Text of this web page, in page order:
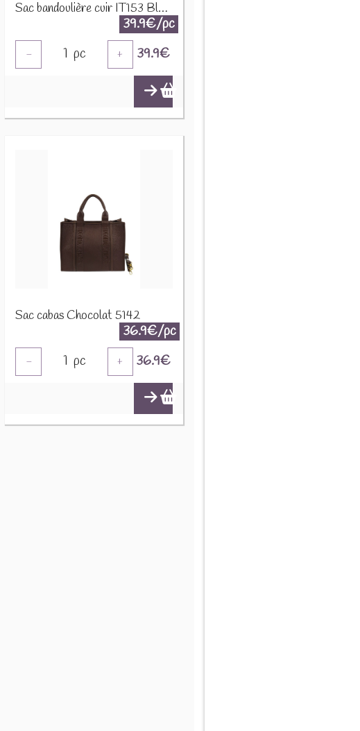
Sac bandoulière cuir IT153 Bleu ciel
39.9€/pc
- 1 pc + 39.9€
Sac cabas Chocolat 5142
36.9€/pc
- 1 pc + 36.9€